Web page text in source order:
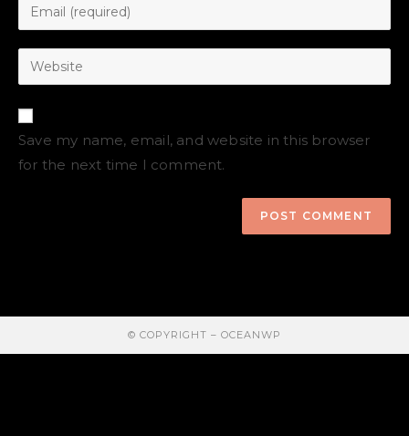
Save my name, email, and website in this browser
for the next time I comment.
© COPYRIGHT – OCEANWP